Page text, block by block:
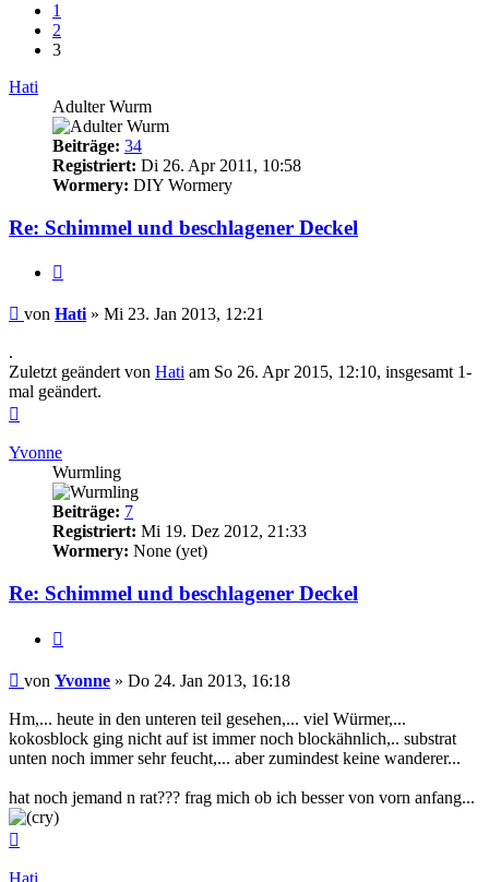
1
2
3
Hati
Adulter Wurm
Beiträge: 34
Registriert: Di 26. Apr 2011, 10:58
Wormery: DIY Wormery
Re: Schimmel und beschlagener Deckel
Beitrag
von Hati» Mi 23. Jan 2013, 12:21
.
Zuletzt geändert von Hati am So 26. Apr 2015, 12:10, insgesamt 1-
mal geändert.
Yvonne
Wurmling
Beiträge: 7
Registriert: Mi 19. Dez 2012, 21:33
Wormery: None (yet)
Re: Schimmel und beschlagener Deckel
Beitrag
von Yvonne » Do 24. Jan 2013, 16:18
Hm,... heute in den unteren teil gesehen,... viel Würmer,...
kokosblock ging nicht auf ist immer noch blockähnlich,.. substrat
unten noch immer sehr feucht,... aber zumindest keine wanderer...
hat noch jemand n rat??? frag mich ob ich besser von vorn anfang...
Hati